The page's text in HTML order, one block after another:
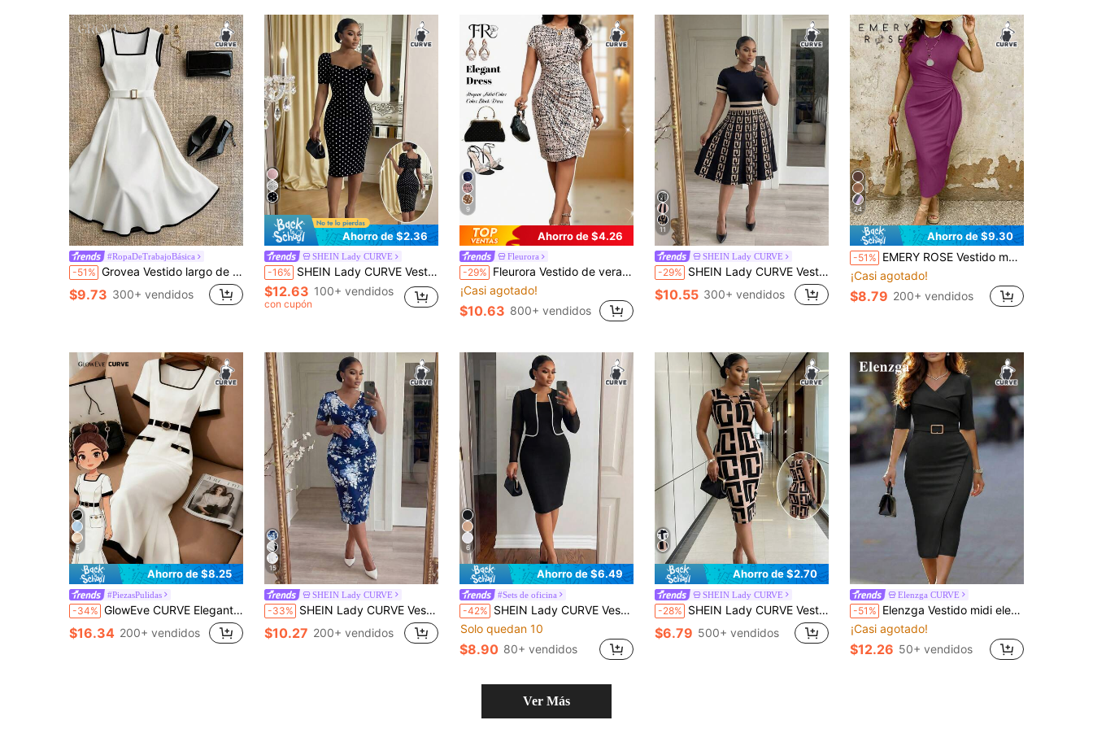
#RopaDeTrabajoBásica
-51% Grovea Vestido largo de verano con bloque de color negro y blanco, cuello cuadrado, cintura ceñida y corte evasé para mujer de talla grande
$9.73 300+ vendidos
Ahorro de $2.36
SHEIN Lady CURVE
-16% SHEIN Lady CURVE Vestido ajustado con mangas abullonadas y estampado de lunares, elegante y apropiado para el trabajo, tallas grandes
$12.63 100+ vendidos
con cupón
9
Ahorro de $4.26
Fleurora
-29% Fleurora Vestido de verano con cuello redondo, manga corta, plisado y ajustado para mujer de talla grande. Vestidos de oficina para mujeres de talla grande. Atuendos elegantes para mujeres de talla grande. Vestido formal para mujer. Vestidos de trabajo para mujeres.
¡Casi agotado!
$10.63 800+ vendidos
11
SHEIN Lady CURVE
-29% SHEIN Lady CURVE Vestido elegante y casual para mujer de talla grande con cuello redondo, estampado geométrico y cintura ceñida
$10.55 300+ vendidos
24
Ahorro de $9.30
-51% EMERY ROSE Vestido maxi elegante de talla grande para mujer, de unicolor, cuello redondo, manga corta, con nudo lateral, fruncido y ajustado
¡Casi agotado!
$8.79 200+ vendidos
5
Ahorro de $8.25
#PiezasPulidas
-34% GlowEve CURVE Elegante vestido de sirena de manga corta con cintura ceñida en contraste de color negro y blanco para mujeres de talla grande, primavera/verano
$16.34 200+ vendidos
15
SHEIN Lady CURVE
-33% SHEIN Lady CURVE Vestido elegante de manga corta con estampado floral para mujer de talla grande
$10.27 200+ vendidos
6
Ahorro de $6.49
#Sets de oficina
-42% SHEIN Lady CURVE Vestido Casual de Talla Grande para Mujer con Bloques de Color para Fiesta & Viaje
Solo quedan 10
$8.90 80+ vendidos
Ahorro de $2.70
SHEIN Lady CURVE
-28% SHEIN Lady CURVE Vestido ajustado sin mangas con estampado geométrico para mujer de talla grande
$6.79 500+ vendidos
Elenzga CURVE
-51% Elenzga Vestido midi elegante de moda para mujer de talla grande, unicolor, cuello en V, manga media, cintura ceñida, efecto adelgazante, decoración metálica, ajustado, con abertura asimétrica, estilo commuter
¡Casi agotado!
$12.26 50+ vendidos
Ver Más